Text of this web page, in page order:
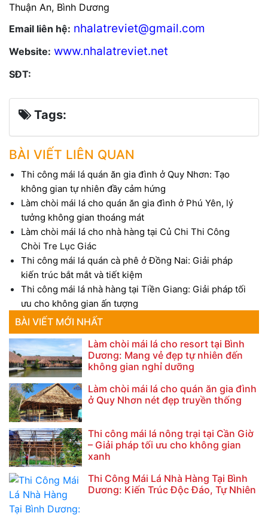
Thuận An, Bình Dương
Email liên hệ: nhalatreviet@gmail.com
Website: www.nhalatreviet.net
SĐT:
Tags:
BÀI VIẾT LIÊN QUAN
Thi công mái lá quán ăn gia đình ở Quy Nhơn: Tạo
không gian tự nhiên đầy cảm hứng
Làm chòi mái lá cho quán ăn gia đình ở Phú Yên, lý
tưởng không gian thoáng mát
Làm chòi mái lá cho nhà hàng tại Củ Chi Thi Công
Chòi Tre Lục Giác
Thi công mái lá quán cà phê ở Đồng Nai: Giải pháp
kiến trúc bắt mắt và tiết kiệm
Thi công mái lá nhà hàng tại Tiền Giang: Giải pháp tối
ưu cho không gian ấn tượng
BÀI VIẾT MỚI NHẤT
Làm chòi mái lá cho resort tại Bình
Dương: Mang vẻ đẹp tự nhiên đến
không gian nghỉ dưỡng
Làm chòi mái lá cho quán ăn gia đình
ở Quy Nhơn nét đẹp truyền thống
Thi công mái lá nông trại tại Cần Giờ
– Giải pháp tối ưu cho không gian
xanh
Thi Công Mái Lá Nhà Hàng Tại Bình
Dương: Kiến Trúc Độc Đáo, Tự Nhiên